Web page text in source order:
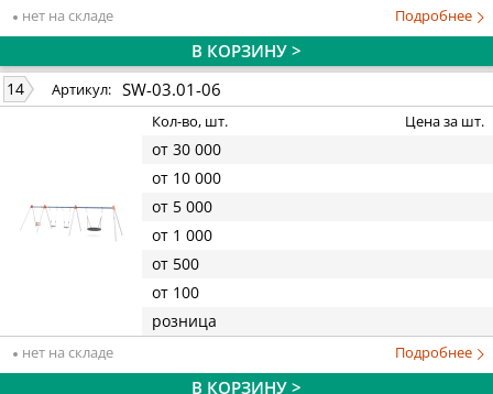
нет на складе Подробнее
В КОРЗИНУ >
14 Артикул: SW-03.01-06
Кол-во, шт. Цена за шт.
от 30 000
от 10 000
от 5 000
от 1 000
от 500
от 100
розница
нет на складе Подробнее
В КОРЗИНУ >